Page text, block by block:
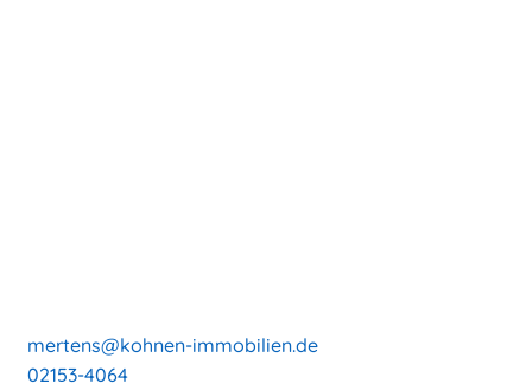
mertens@kohnen-immobilien.de
02153-4064